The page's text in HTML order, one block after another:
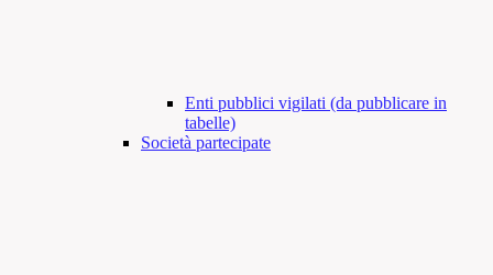
Enti pubblici vigilati (da pubblicare in
tabelle)
Società partecipate